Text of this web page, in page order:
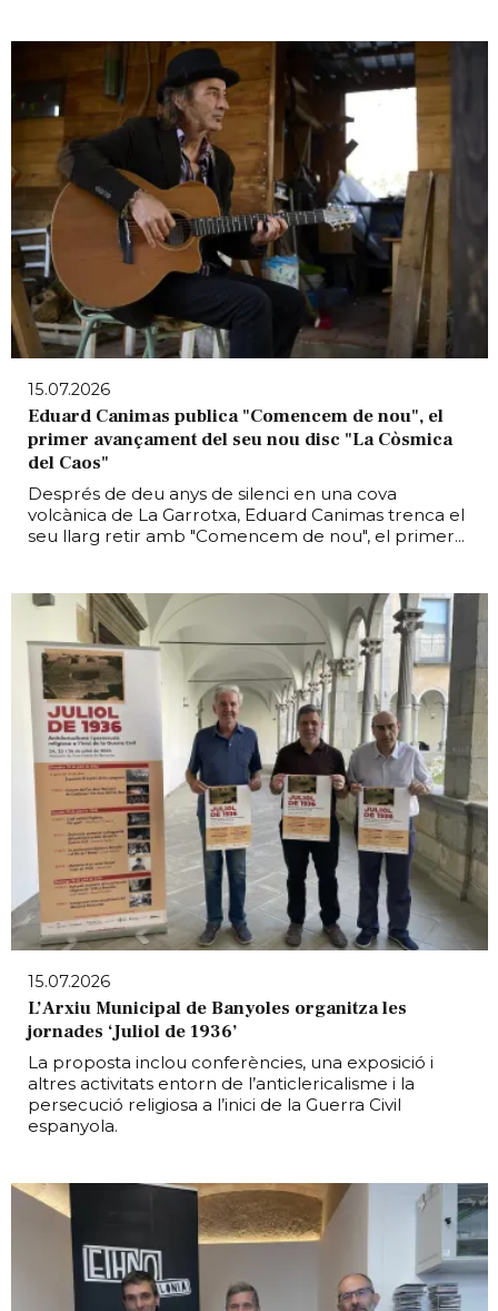
15.07.2026
Eduard Canimas publica "Comencem de nou", el
primer avançament del seu nou disc "La Còsmica
del Caos"
Després de deu anys de silenci en una cova
volcànica de La Garrotxa, Eduard Canimas trenca el
seu llarg retir amb "Comencem de nou", el primer...
15.07.2026
L’Arxiu Municipal de Banyoles organitza les
jornades ‘Juliol de 1936’
La proposta inclou conferències, una exposició i
altres activitats entorn de l’anticlericalisme i la
persecució religiosa a l’inici de la Guerra Civil
espanyola.